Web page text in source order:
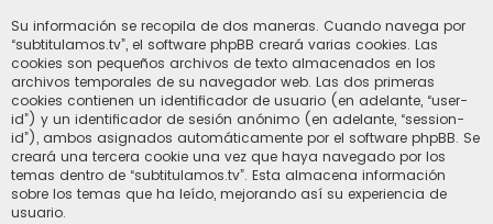
Su información se recopila de dos maneras. Cuando navega por
“subtitulamos.tv”, el software phpBB creará varias cookies. Las
cookies son pequeños archivos de texto almacenados en los
archivos temporales de su navegador web. Las dos primeras
cookies contienen un identificador de usuario (en adelante, “user-
id”) y un identificador de sesión anónimo (en adelante, “session-
id”), ambos asignados automáticamente por el software phpBB. Se
creará una tercera cookie una vez que haya navegado por los
temas dentro de “subtitulamos.tv”. Esta almacena información
sobre los temas que ha leído, mejorando así su experiencia de
usuario.